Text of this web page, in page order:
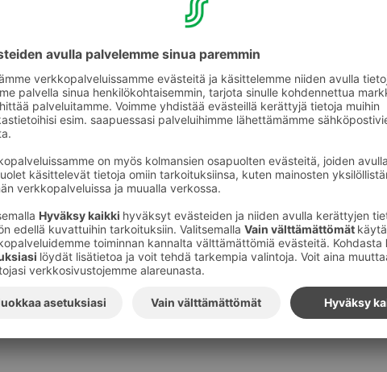
Lisätietoja: SOK:n pääjohtaja Taavi Heikkilä, 010 76
Kuvat:S-Ryhmä
Tilaa S-ryhmän tiedotteet